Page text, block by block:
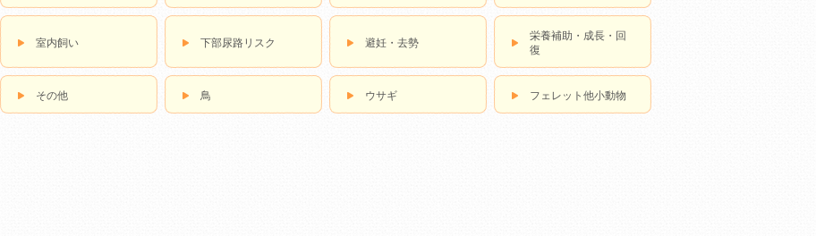
室内飼い 下部尿路リスク 避妊・去勢
栄養補助・成長・回
復
その他 鳥 ウサギ フェレット他小動物